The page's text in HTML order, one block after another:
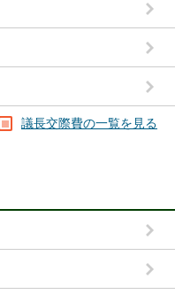
議長交際費の一覧を見る